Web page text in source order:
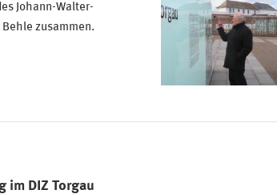
Johann-Walter-
zusammen.
im DIZ Torgau